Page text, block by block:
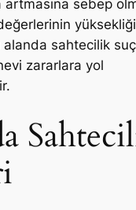
artmasına sebep
yüksekliği
alanda sahtecilik
zararlara yol